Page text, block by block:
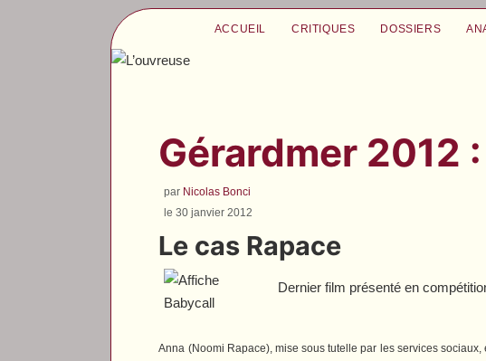
ACCUEIL CRITIQUES DOSSIERS
Gérardmer 2012
par Nicolas Bonci
le 30 janvier 2012
Le cas Rapace
Dernier film présenté en
Anna (Noomi Rapace), mise sous tutelle par les services